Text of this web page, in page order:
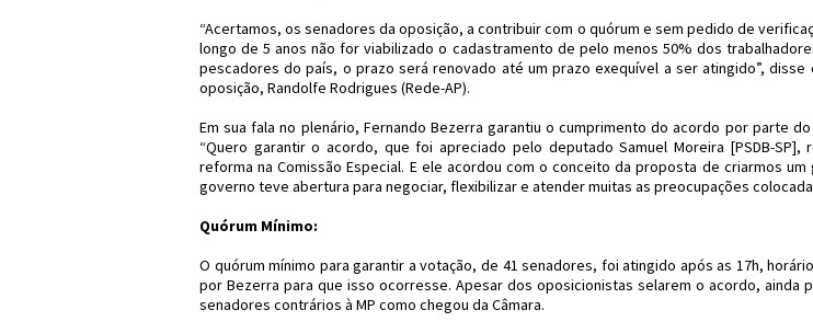
“Acertamos, os senadores da oposição, a contribuir com o quórum e sem pedido de
longo de 5 anos não for viabilizado o cadastramento de pelo menos 50% dos
pescadores do país, o prazo será renovado até um prazo exequível a ser atingido”, disse
oposição, Randolfe Rodrigues (Rede-AP).
Em sua fala no plenário, Fernando Bezerra garantiu o cumprimento do acordo por parte
“Quero garantir o acordo, que foi apreciado pelo deputado Samuel Moreira [PSDB-SP],
reforma na Comissão Especial. E ele acordou com o conceito da proposta de criarmos um
governo teve abertura para negociar, flexibilizar e atender muitas as preocupações
Quórum Mínimo:
O quórum mínimo para garantir a votação, de 41 senadores, foi atingido após as 17h,
por Bezerra para que isso ocorresse. Apesar dos oposicionistas selarem o acordo, ainda
senadores contrários à MP como chegou da Câmara.